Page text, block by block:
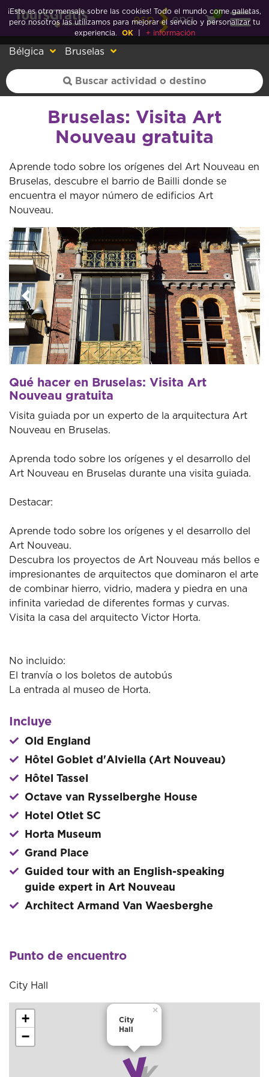
esp eng
0
Bélgica Bruselas
Bruselas: Visita Art
Nouveau gratuita
Aprende todo sobre los orígenes del Art Nouveau en
Bruselas, descubre el barrio de Bailli donde se
encuentra el mayor número de edificios Art
Nouveau.
Anterior
Qué hacer en Bruselas: Visita Art
Nouveau gratuita
Visita guiada por un experto de la arquitectura Art
Nouveau en Bruselas.
Aprenda todo sobre los orígenes y el desarrollo del
Art Nouveau en Bruselas durante una visita guiada.
Destacar:
Aprende todo sobre los orígenes y el desarrollo del
Art Nouveau.
Descubra los proyectos de Art Nouveau más bellos e
impresionantes de arquitectos que dominaron el arte
de combinar hierro, vidrio, madera y piedra en una
infinita variedad de diferentes formas y curvas.
Visita la casa del arquitecto Victor Horta.
No incluido:
El tranvía o los boletos de autobús
La entrada al museo de Horta.
Incluye
Old England
Hôtel Goblet d'Alviella (Art Nouveau)
Hôtel Tassel
Octave van Rysselberghe House
Hotel Otlet SC
Horta Museum
Grand Place
Guided tour with an English-speaking
guide expert in Art Nouveau ​
Architect Armand Van Waesberghe
Punto de encuentro
City Hall
City
Hall
×
+
−
¡Este es otro mensaje sobre las cookies! Todo el mundo come galletas,
pero nosotros las utilizamos para mejorar el servicio y personalizar tu
experiencia.
OK + información